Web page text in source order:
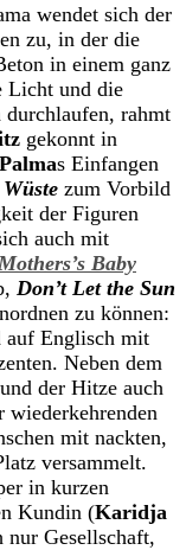
wendet sich der
zu, in der die
in einem ganz
Licht und die
durchlaufen, rahmt
gekonnt in
s Einfangen
zum Vorbild
der Figuren
auch mit
Mothers’s Baby
Don’t Let the Sun
zu können:
auf Englisch mit
Neben dem
der Hitze auch
wiederkehrenden
mit nackten,
versammelt.
in kurzen
Kundin (Karidja
nur Gesellschaft,